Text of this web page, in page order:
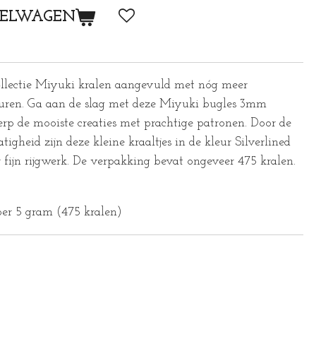
Miyuki kralen aangevuld met nóg meer
Ga aan de slag met deze Miyuki bugles 3mm
de mooiste creaties met prachtige patronen. Door de
zijn deze kleine kraaltjes in de kleur Silverlined
fijn rijgwerk. De verpakking bevat ongeveer 475 kralen.
5 gram (475 kralen)